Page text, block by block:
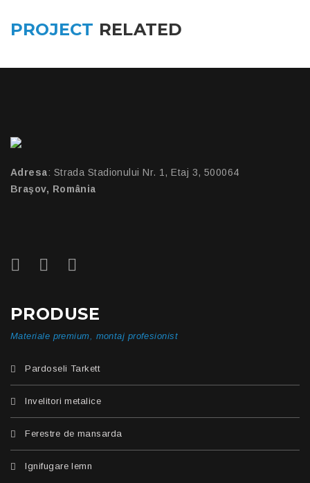
PROJECT RELATED
Adresa: Strada Stadionului Nr. 1, Etaj 3, 500064
Braşov, România
PRODUSE
Materiale premium, montaj profesionist
Pardoseli Tarkett
Invelitori metalice
Ferestre de mansarda
Ignifugare lemn